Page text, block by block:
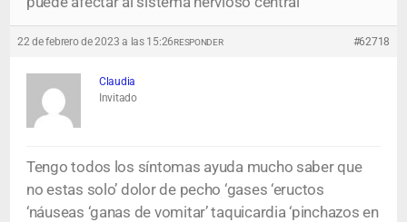
22 de febrero de 2023 a las 15:26 #62718
RESPONDER
Claudia
Invitado
Tengo todos los síntomas ayuda mucho saber que
no estas solo’ dolor de pecho ‘gases ‘eructos
‘náuseas ‘ganas de vomitar’ taquicardia ‘pinchazos en